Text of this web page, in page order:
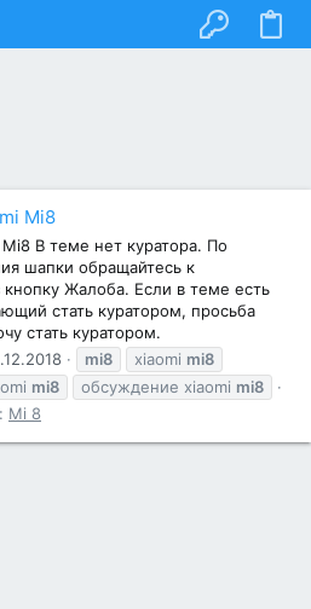
Mi8
В теме нет куратора. По
шапки обращайтесь к
Жалоба. Если в теме есть
стать куратором, просьба
стать куратором.
mi8 xiaomi mi8
mi8 обсуждение xiaomi mi8
Mi 8